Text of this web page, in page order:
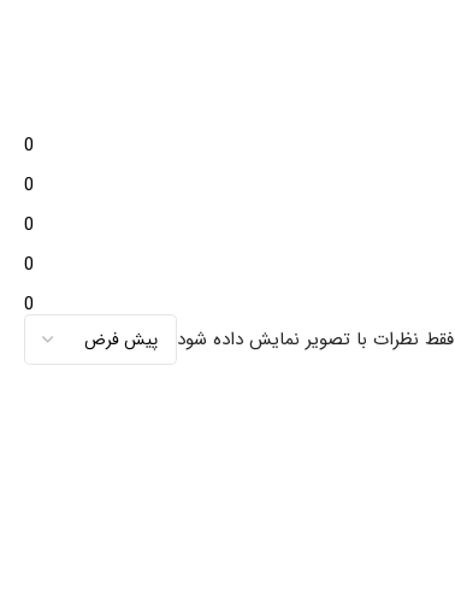
0
0
0
0
0
فقط نظرات با تصویر نمایش داده شود